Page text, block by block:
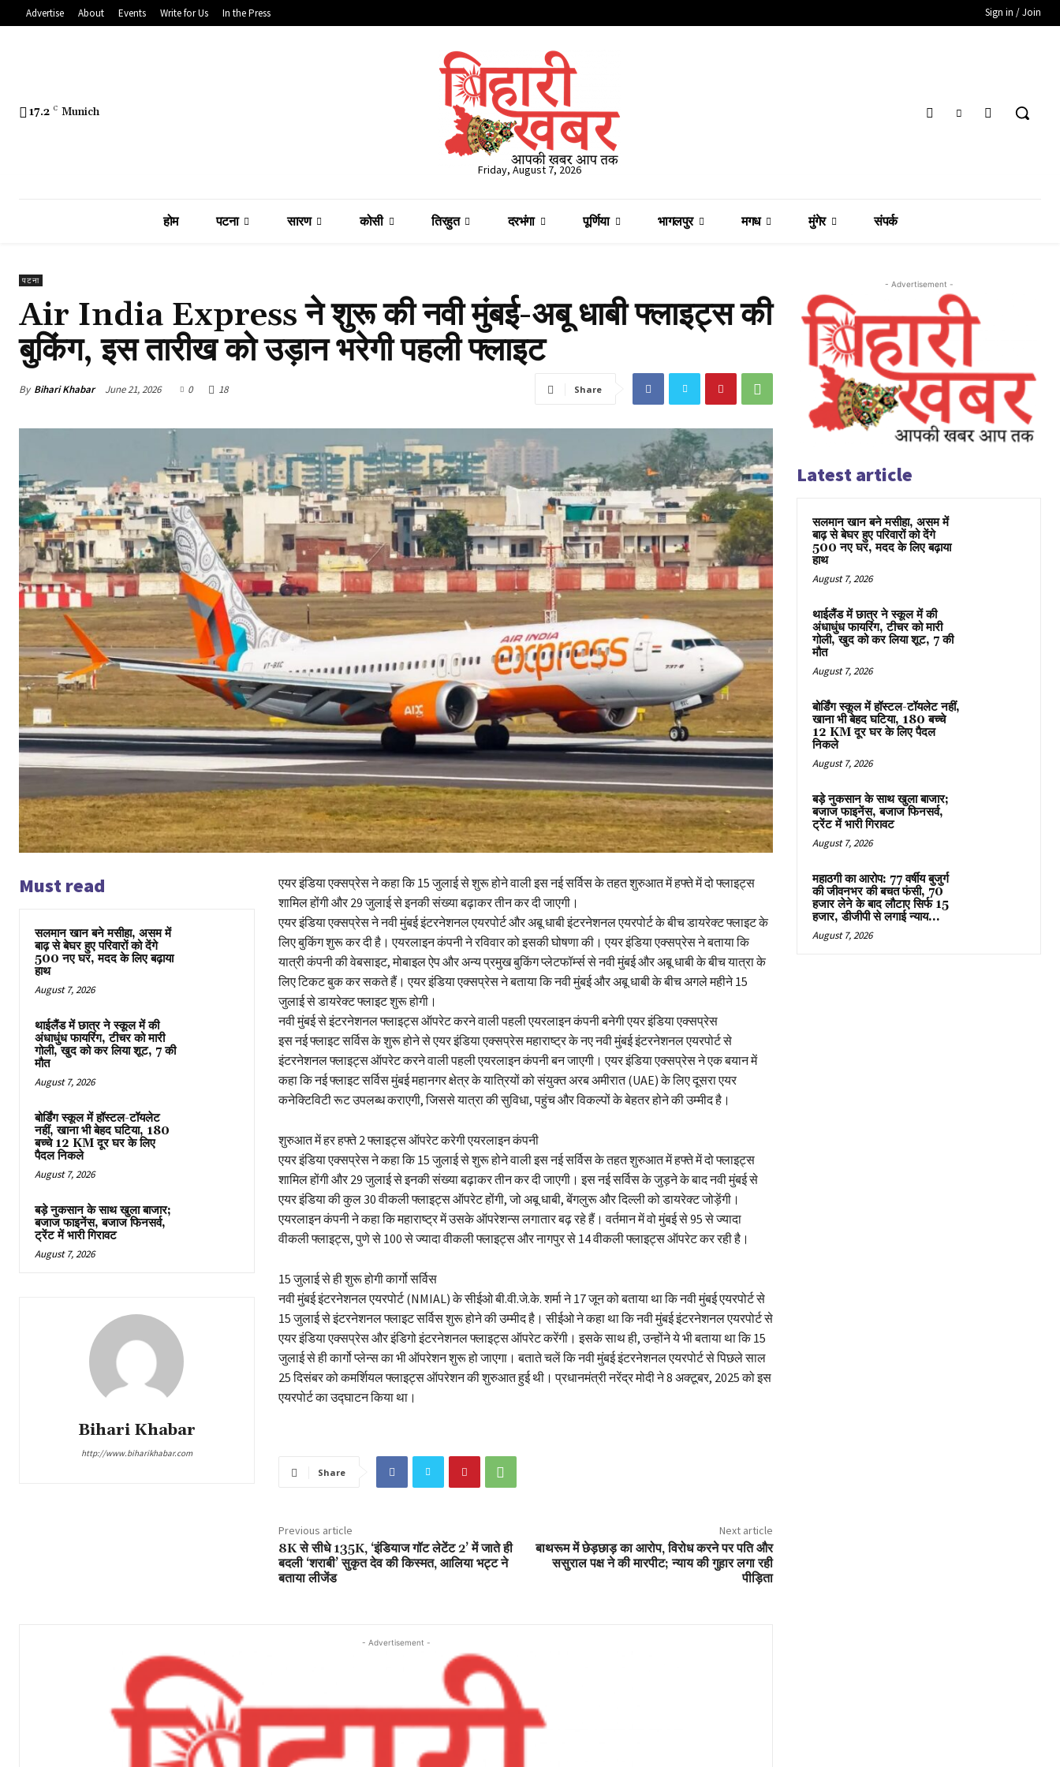
Advertise About Events Write for Us In the Press Sign in / Join
17.2 C Munich
Friday, August 7, 2026
होम पटना सारण कोसी तिरहुत दरभंगा पूर्णिया भागलपुर मगध मुंगेर संपर्क
पटना
Air India Express ने शुरू की नवी मुंबई-अबू धाबी फ्लाइट्स की
बुकिंग, इस तारीख को उड़ान भरेगी पहली फ्लाइट
By Bihari Khabar June 21, 2026 0 18 Share
Must read
सलमान खान बने मसीहा, असम में
बाढ़ से बेघर हुए परिवारों को देंगे
500 नए घर, मदद के लिए बढ़ाया
हाथ
August 7, 2026
थाईलैंड में छात्र ने स्कूल में की
अंधाधुंध फायरिंग, टीचर को मारी
गोली, खुद को कर लिया शूट, 7 की
मौत
August 7, 2026
बोर्डिंग स्कूल में हॉस्टल-टॉयलेट
नहीं, खाना भी बेहद घटिया, 180
बच्चे 12 KM दूर घर के लिए
पैदल निकले
August 7, 2026
बड़े नुकसान के साथ खुला बाजार;
बजाज फाइनेंस, बजाज फिनसर्व,
ट्रेंट में भारी गिरावट
August 7, 2026
Bihari Khabar
http://www.biharikhabar.com
एयर इंडिया एक्सप्रेस ने कहा कि 15 जुलाई से शुरू होने वाली इस नई सर्विस के तहत शुरुआत में हफ्ते में दो फ्लाइट्स
शामिल होंगी और 29 जुलाई से इनकी संख्या बढ़ाकर तीन कर दी जाएगी।
एयर इंडिया एक्सप्रेस ने नवी मुंबई इंटरनेशनल एयरपोर्ट और अबू धाबी इंटरनेशनल एयरपोर्ट के बीच डायरेक्ट फ्लाइट के
लिए बुकिंग शुरू कर दी है। एयरलाइन कंपनी ने रविवार को इसकी घोषणा की। एयर इंडिया एक्सप्रेस ने बताया कि
यात्री कंपनी की वेबसाइट, मोबाइल ऐप और अन्य प्रमुख बुकिंग प्लेटफॉर्म्स से नवी मुंबई और अबू धाबी के बीच यात्रा के
लिए टिकट बुक कर सकते हैं। एयर इंडिया एक्सप्रेस ने बताया कि नवी मुंबई और अबू धाबी के बीच अगले महीने 15
जुलाई से डायरेक्ट फ्लाइट शुरू होगी।
नवी मुंबई से इंटरनेशनल फ्लाइट्स ऑपरेट करने वाली पहली एयरलाइन कंपनी बनेगी एयर इंडिया एक्सप्रेस
इस नई फ्लाइट सर्विस के शुरू होने से एयर इंडिया एक्सप्रेस महाराष्ट्र के नए नवी मुंबई इंटरनेशनल एयरपोर्ट से
इंटरनेशनल फ्लाइट्स ऑपरेट करने वाली पहली एयरलाइन कंपनी बन जाएगी। एयर इंडिया एक्सप्रेस ने एक बयान में
कहा कि नई फ्लाइट सर्विस मुंबई महानगर क्षेत्र के यात्रियों को संयुक्त अरब अमीरात (UAE) के लिए दूसरा एयर
कनेक्टिविटी रूट उपलब्ध कराएगी, जिससे यात्रा की सुविधा, पहुंच और विकल्पों के बेहतर होने की उम्मीद है।
शुरुआत में हर हफ्ते 2 फ्लाइट्स ऑपरेट करेगी एयरलाइन कंपनी
एयर इंडिया एक्सप्रेस ने कहा कि 15 जुलाई से शुरू होने वाली इस नई सर्विस के तहत शुरुआत में हफ्ते में दो फ्लाइट्स
शामिल होंगी और 29 जुलाई से इनकी संख्या बढ़ाकर तीन कर दी जाएगी। इस नई सर्विस के जुड़ने के बाद नवी मुंबई से
एयर इंडिया की कुल 30 वीकली फ्लाइट्स ऑपरेट होंगी, जो अबू धाबी, बेंगलुरू और दिल्ली को डायरेक्ट जोड़ेंगी।
एयरलाइन कंपनी ने कहा कि महाराष्ट्र में उसके ऑपरेशन्स लगातार बढ़ रहे हैं। वर्तमान में वो मुंबई से 95 से ज्यादा
वीकली फ्लाइट्स, पुणे से 100 से ज्यादा वीकली फ्लाइट्स और नागपुर से 14 वीकली फ्लाइट्स ऑपरेट कर रही है।
15 जुलाई से ही शुरू होगी कार्गो सर्विस
नवी मुंबई इंटरनेशनल एयरपोर्ट (NMIAL) के सीईओ बी.वी.जे.के. शर्मा ने 17 जून को बताया था कि नवी मुंबई एयरपोर्ट से
15 जुलाई से इंटरनेशनल फ्लाइट सर्विस शुरू होने की उम्मीद है। सीईओ ने कहा था कि नवी मुंबई इंटरनेशनल एयरपोर्ट से
एयर इंडिया एक्सप्रेस और इंडिगो इंटरनेशनल फ्लाइट्स ऑपरेट करेंगी। इसके साथ ही, उन्होंने ये भी बताया था कि 15
जुलाई से ही कार्गो प्लेन्स का भी ऑपरेशन शुरू हो जाएगा। बताते चलें कि नवी मुंबई इंटरनेशनल एयरपोर्ट से पिछले साल
25 दिसंबर को कमर्शियल फ्लाइट्स ऑपरेशन की शुरुआत हुई थी। प्रधानमंत्री नरेंद्र मोदी ने 8 अक्टूबर, 2025 को इस
एयरपोर्ट का उद्घाटन किया था।
Share
Previous article
8K से सीधे 135K, ‘इंडियाज गॉट लेटेंट 2’ में जाते ही
बदली ‘शराबी’ सुकृत देव की किस्मत, आलिया भट्ट ने
बताया लीजेंड
Next article
बाथरूम में छेड़छाड़ का आरोप, विरोध करने पर पति और
ससुराल पक्ष ने की मारपीट; न्याय की गुहार लगा रही
पीड़िता
- Advertisement -
- Advertisement -
Latest article
सलमान खान बने मसीहा, असम में
बाढ़ से बेघर हुए परिवारों को देंगे
500 नए घर, मदद के लिए बढ़ाया
हाथ
August 7, 2026
थाईलैंड में छात्र ने स्कूल में की
अंधाधुंध फायरिंग, टीचर को मारी
गोली, खुद को कर लिया शूट, 7 की
मौत
August 7, 2026
बोर्डिंग स्कूल में हॉस्टल-टॉयलेट नहीं,
खाना भी बेहद घटिया, 180 बच्चे
12 KM दूर घर के लिए पैदल
निकले
August 7, 2026
बड़े नुकसान के साथ खुला बाजार;
बजाज फाइनेंस, बजाज फिनसर्व,
ट्रेंट में भारी गिरावट
August 7, 2026
महाठगी का आरोप: 77 वर्षीय बुजुर्ग
की जीवनभर की बचत फंसी, 70
हजार लेने के बाद लौटाए सिर्फ 15
हजार, डीजीपी से लगाई न्याय...
August 7, 2026